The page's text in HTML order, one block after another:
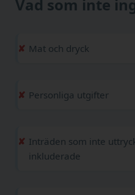
Vad som inte
Mat och dryck
Personliga utgifter
Inträden som inte
inkluderade